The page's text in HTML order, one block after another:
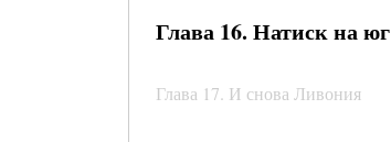
Глава 16. Натиск на юг
Глава 17. И снова Ливония